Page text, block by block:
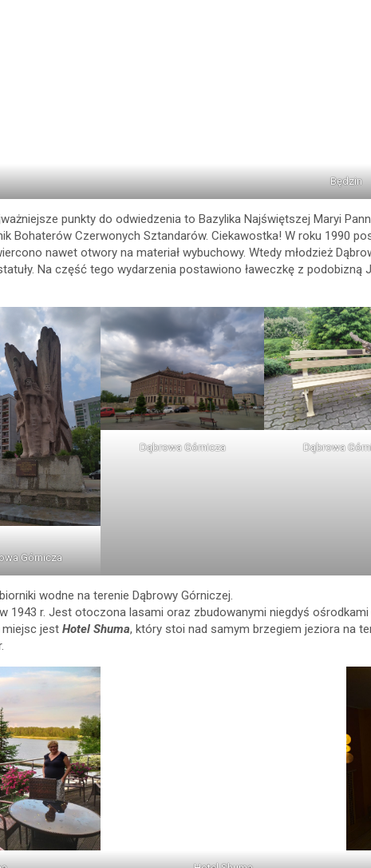
Będzin
punkty do odwiedzenia to Bazylika Najświętszej Maryi
Bohaterów Czerwonych Sztandarów. Ciekawostka! W roku 1990
nawet otwory na materiał wybuchowy. Wtedy młodzież
Na część tego wydarzenia postawiono ławeczkę z
Górnicza
Dąbrowa Górnicza Dąbrowa
wodne na terenie Dąbrowy Górniczej.
1943 r. Jest otoczona lasami oraz zbudowanymi niegdyś
miejsc jest Hotel Shuma, który stoi nad samym brzegiem jeziora na